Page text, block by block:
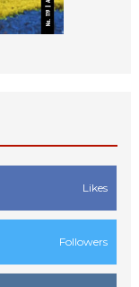
Likes
Followers